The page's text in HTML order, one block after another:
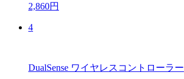
2,860円
4
DualSense ワイヤレスコントローラー